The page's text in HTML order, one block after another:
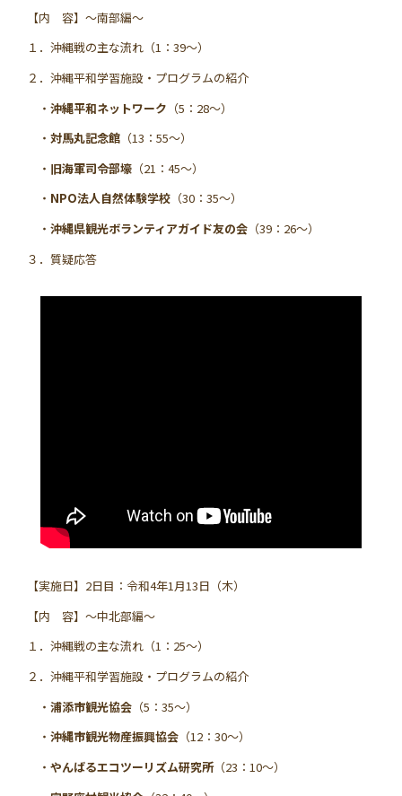
【内 容】～南部編～
１．沖縄戦の主な流れ（1：39～）
２．沖縄平和学習施設・プログラムの紹介
・ 沖縄平和ネットワーク （5：28～）
・ 対馬丸記念館 （13：55～）
・ 旧海軍司令部壕 （21：45～）
・ NPO法人自然体験学校 （30：35～）
・ 沖縄県観光ボランティアガイド友の会 （39：26～）
３．質疑応答
【実施日】2日目：令和4年1月13日（木）
【内 容】～中北部編～
１．沖縄戦の主な流れ（1：25～）
２．沖縄平和学習施設・プログラムの紹介
・ 浦添市観光協会 （5：35～）
・ 沖縄市観光物産振興協会 （12：30～）
・ やんばるエコツーリズム研究所（23：10～）